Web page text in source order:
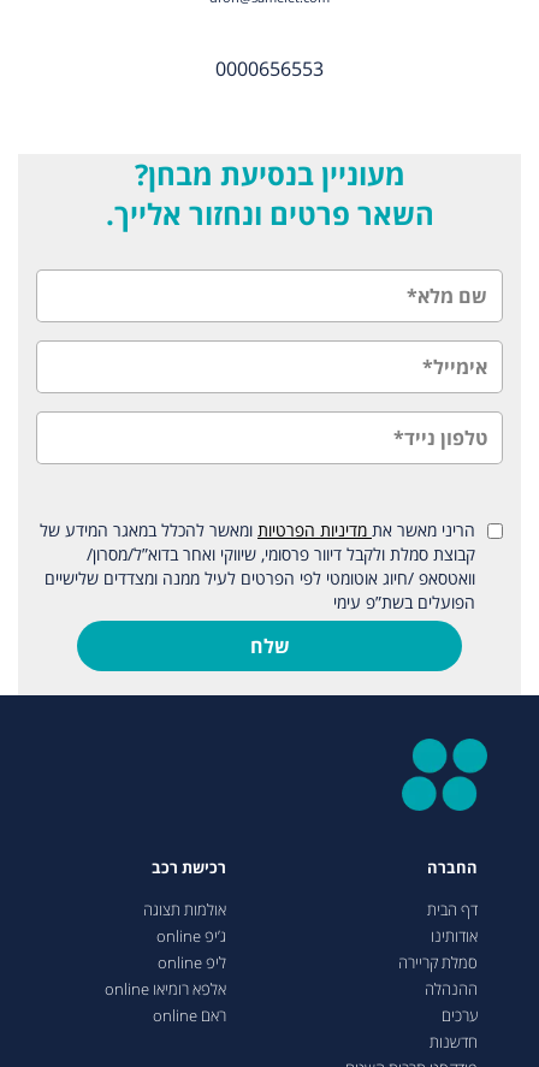
0000656553
מעוניין בנסיעת מבחן?
השאר פרטים ונחזור אלייך.
הריני מאשר את מדיניות הפרטיות ומאשר להכלל במאגר המידע של
קבוצת סמלת ולקבל דיוור פרסומי, שיווקי ואחר בדוא”ל/מסרון/
וואטסאפ /חיוג אוטומטי לפי הפרטים לעיל ממנה ומצדדים שלישיים
הפועלים בשת”פ עימי
שלח
החברה
דף הבית
אודותינו
סמלת קריירה
ההנהלה
ערכים
חדשנות
רכישת רכב
אולמות תצוגה
ג’יפ online
ליפ online
אלפא רומיאו online
ראם online